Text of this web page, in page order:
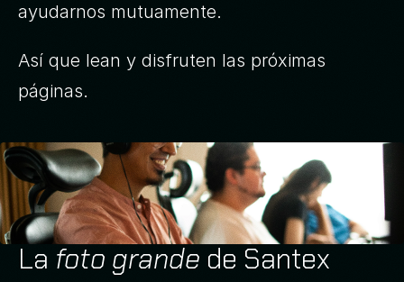
ayudarnos mutuamente.
Así que lean y disfruten las próximas
páginas.
La foto grande de Santex